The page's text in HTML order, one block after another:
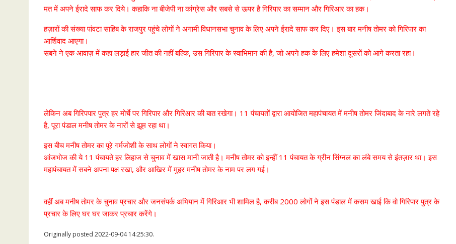
मत में अपने ईरादे साफ कर दिये। कहाकि ना बीजेपी ना कांग्रेस और सबसे से ऊपर है गिरिपार का सम्मान और गिरिआर का हक।
हज़ारों की संख्या पांवटा साहिब के राजपुर पहुंचे लोगों ने अगामी विधानसभा चुनाव के लिए अपने ईरादे साफ कर दिए। इस बार मनीष तोमर को गिरिपार का
आर्शिवाद आएगा।
सबने ने एक आवाज़ में कहा लड़ाई हार जीत की नहीं बल्कि, उस गिरिपार के स्वाभिमान की है, जो अपने हक के लिए हमेशा दूसरों को आगे करता रहा।
लेकिन अब गिरिपपार पुत्र हर मोर्चे पर गिरिपार और गिरिआर की बात रखेगा। 11 पंचायतों द्वारा आयोजित महापंचायत में मनीष तोमर जिंदाबाद के नारे लगते रहे
है, पूरा पंडाल मनीष तोमर के नारों से झूम रहा था।
इस बीच मनीष तोमर का पूरे गर्मजोशी के साथ लोगों ने स्वागत किया।
आंजभोज की ये 11 पंचायते हर लिहाज से चुनाव में खास मानी जाती है। मनीष तोमर को इन्हीं 11 पंचायत के ग्रीन सिंग्नल का लंबे समय से इंतज़ार था। इस
महापंचायत में सबने अपना पक्ष रखा, और आखिर में मुहर मनीष तोमर के नाम पर लग गई।
वहीं अब मनीष तोमर के चुनाव प्रचार और जनसंपर्क अभियान में गिरिआर भी शामिल है, करीब 2000 लोगों ने इस पंडाल में कसम खाई कि वो गिरिपार पुत्र के
प्रचार के लिए घर घर जाकर प्रचार करेंगे।
Originally posted 2022-09-04 14:25:30.